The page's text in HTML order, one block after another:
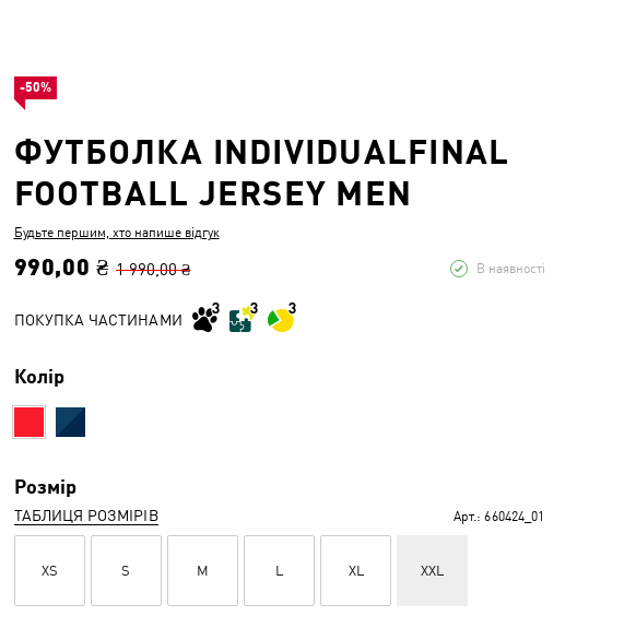
ФУТБОЛКА INDIVIDUALFINAL
FOOTBALL JERSEY MEN
Будьте першим, хто напише відгук
990,00 ₴ 1 990,00 ₴ В наявності
ПОКУПКА ЧАСТИНАМИ
Колір
Розмір
ТАБЛИЦЯ РОЗМІРІВ Арт.: 660424_01
XS S M L XL XXL
-50%